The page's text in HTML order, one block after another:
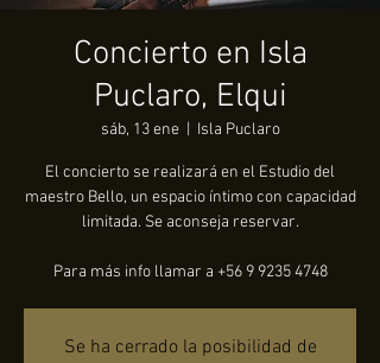
Concierto en Isla
Puclaro, Elqui
sáb, 13 ene
  |
Isla Puclaro
El concierto se realizará en el Estudio del
maestro Bello, un espacio íntimo con capacidad
limitada. Se aconseja reservar.
Para más info llamar a +56 9 9235 4748
Se ha cerrado la posibilidad de